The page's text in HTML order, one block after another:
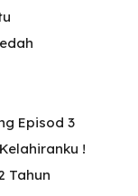
Episod 3
!
Tahun